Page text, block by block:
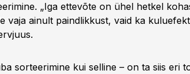
„Iga ettevõte on ühel hetkel
vaja ainult paindlikkust, vaid ka
sorteerimine kui selline – on ta siis eri